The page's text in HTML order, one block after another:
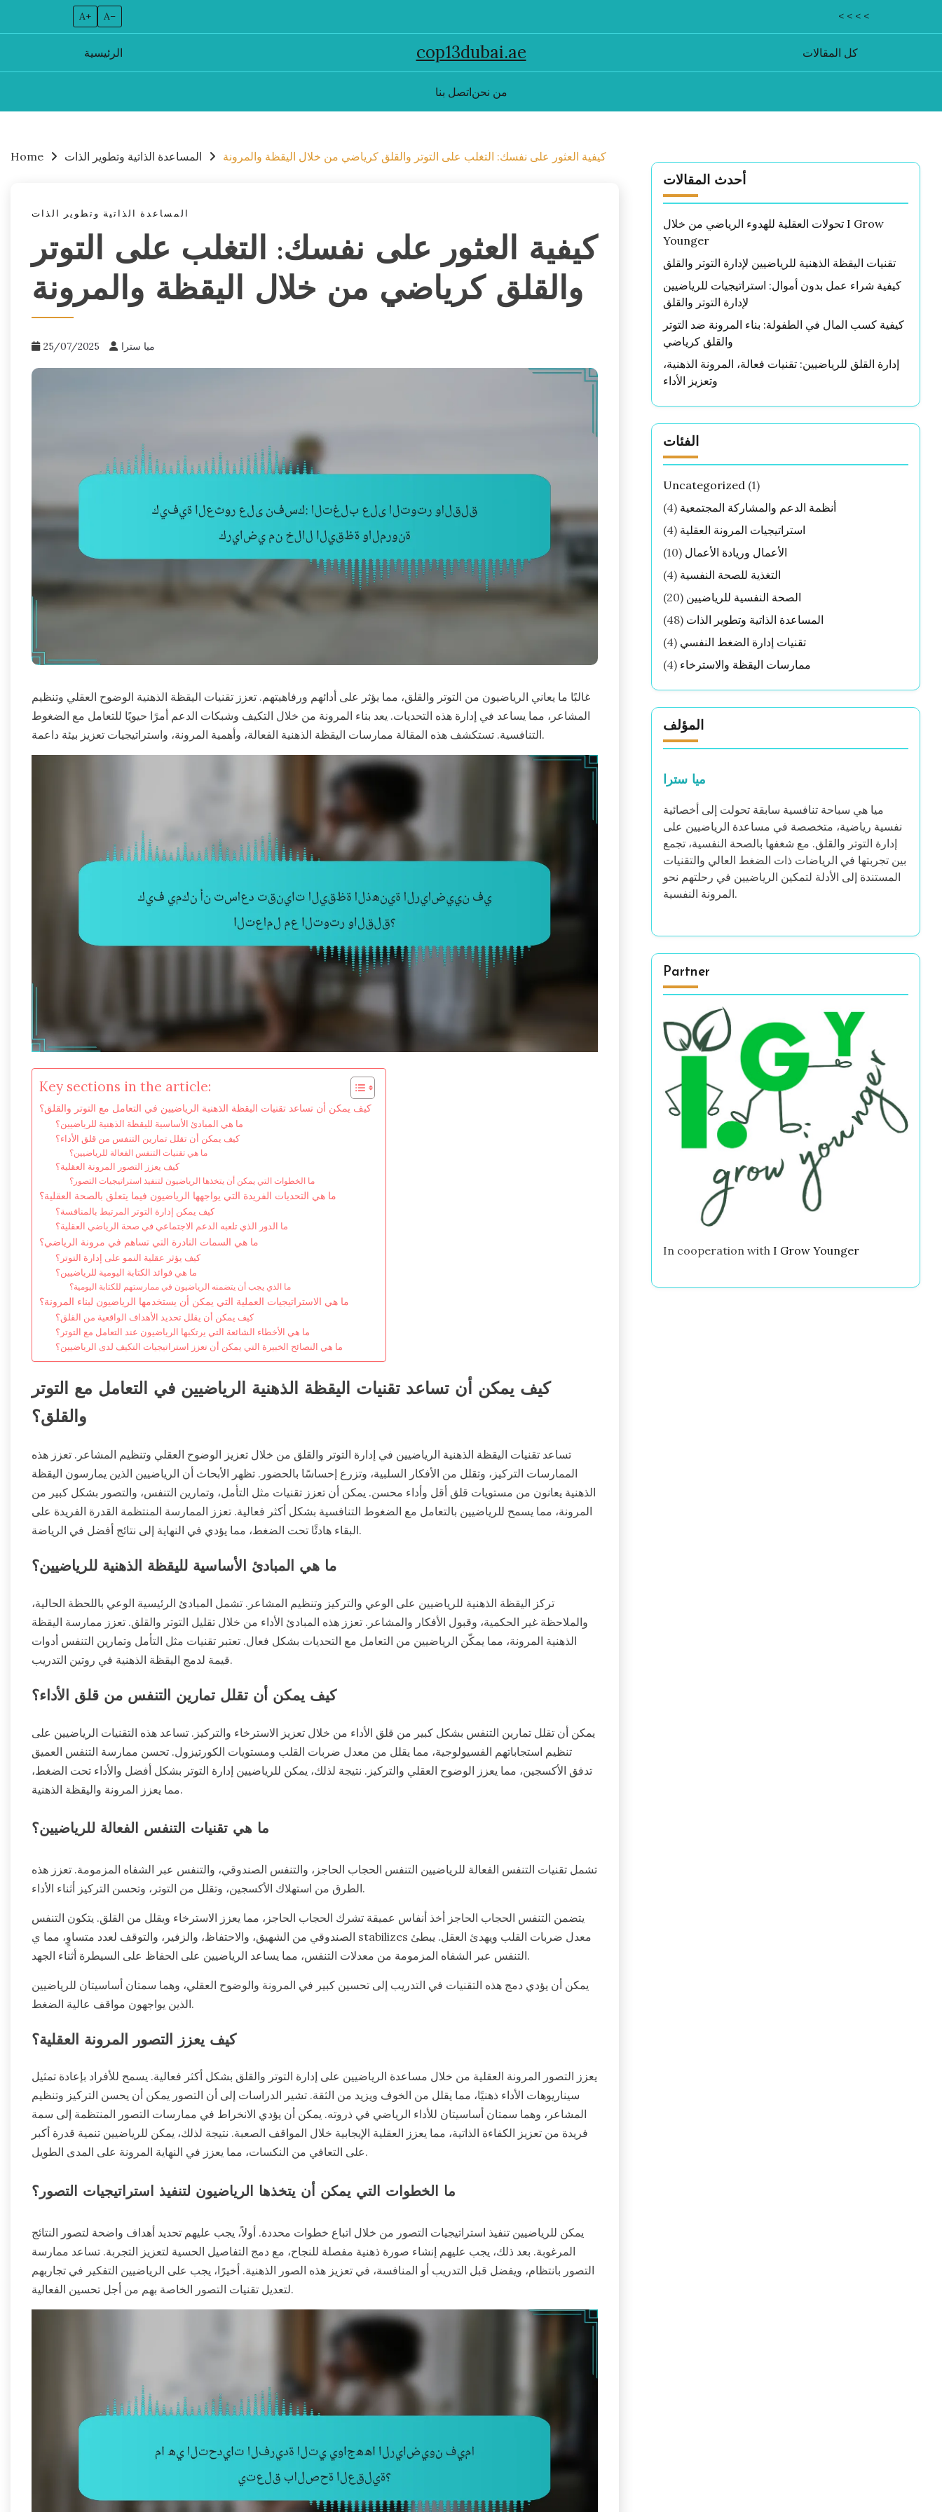
A+ A– < < < <
الرئيسية cop13dubai.ae كل المقالات
اتصل بنامن نحن
content
Home المساعدة الذاتية وتطوير الذات كيفية العثور على نفسك: التغلب على التوتر والقلق كرياضي من خلال اليقظة والمرونة
المساعدة الذاتية وتطوير الذات
كيفية العثور على نفسك: التغلب على التوتر
والقلق كرياضي من خلال اليقظة والمرونة
25/07/2025 ميا سترا
غالبًا ما يعاني الرياضيون من التوتر والقلق، مما يؤثر على أدائهم ورفاهيتهم. تعزز تقنيات اليقظة الذهنية الوضوح العقلي وتنظيم
المشاعر، مما يساعد في إدارة هذه التحديات. يعد بناء المرونة من خلال التكيف وشبكات الدعم أمرًا حيويًا للتعامل مع الضغوط
التنافسية. تستكشف هذه المقالة ممارسات اليقظة الذهنية الفعالة، وأهمية المرونة، واستراتيجيات تعزيز بيئة داعمة.
Key sections in the article:
كيف يمكن أن تساعد تقنيات اليقظة الذهنية الرياضيين في التعامل مع التوتر والقلق؟
ما هي المبادئ الأساسية لليقظة الذهنية للرياضيين؟
كيف يمكن أن تقلل تمارين التنفس من قلق الأداء؟
ما هي تقنيات التنفس الفعالة للرياضيين؟
كيف يعزز التصور المرونة العقلية؟
ما الخطوات التي يمكن أن يتخذها الرياضيون لتنفيذ استراتيجيات التصور؟
ما هي التحديات الفريدة التي يواجهها الرياضيون فيما يتعلق بالصحة العقلية؟
كيف يمكن إدارة التوتر المرتبط بالمنافسة؟
ما الدور الذي تلعبه الدعم الاجتماعي في صحة الرياضي العقلية؟
ما هي السمات النادرة التي تساهم في مرونة الرياضي؟
كيف يؤثر عقلية النمو على إدارة التوتر؟
ما هي فوائد الكتابة اليومية للرياضيين؟
ما الذي يجب أن يتضمنه الرياضيون في ممارستهم للكتابة اليومية؟
ما هي الاستراتيجيات العملية التي يمكن أن يستخدمها الرياضيون لبناء المرونة؟
كيف يمكن أن يقلل تحديد الأهداف الواقعية من القلق؟
ما هي الأخطاء الشائعة التي يرتكبها الرياضيون عند التعامل مع التوتر؟
ما هي النصائح الخبيرة التي يمكن أن تعزز استراتيجيات التكيف لدى الرياضيين؟
كيف يمكن أن تساعد تقنيات اليقظة الذهنية الرياضيين في التعامل مع التوتر
والقلق؟
تساعد تقنيات اليقظة الذهنية الرياضيين في إدارة التوتر والقلق من خلال تعزيز الوضوح العقلي وتنظيم المشاعر. تعزز هذه
الممارسات التركيز، وتقلل من الأفكار السلبية، وتزرع إحساسًا بالحضور. تظهر الأبحاث أن الرياضيين الذين يمارسون اليقظة
الذهنية يعانون من مستويات قلق أقل وأداء محسن. يمكن أن تعزز تقنيات مثل التأمل، وتمارين التنفس، والتصور بشكل كبير من
المرونة، مما يسمح للرياضيين بالتعامل مع الضغوط التنافسية بشكل أكثر فعالية. تعزز الممارسة المنتظمة القدرة الفريدة على
البقاء هادئًا تحت الضغط، مما يؤدي في النهاية إلى نتائج أفضل في الرياضة.
ما هي المبادئ الأساسية لليقظة الذهنية للرياضيين؟
تركز اليقظة الذهنية للرياضيين على الوعي والتركيز وتنظيم المشاعر. تشمل المبادئ الرئيسية الوعي باللحظة الحالية،
والملاحظة غير الحكمية، وقبول الأفكار والمشاعر. تعزز هذه المبادئ الأداء من خلال تقليل التوتر والقلق. تعزز ممارسة اليقظة
الذهنية المرونة، مما يمكّن الرياضيين من التعامل مع التحديات بشكل فعال. تعتبر تقنيات مثل التأمل وتمارين التنفس أدوات
قيمة لدمج اليقظة الذهنية في روتين التدريب.
كيف يمكن أن تقلل تمارين التنفس من قلق الأداء؟
يمكن أن تقلل تمارين التنفس بشكل كبير من قلق الأداء من خلال تعزيز الاسترخاء والتركيز. تساعد هذه التقنيات الرياضيين على
تنظيم استجاباتهم الفسيولوجية، مما يقلل من معدل ضربات القلب ومستويات الكورتيزول. تحسن ممارسة التنفس العميق
تدفق الأكسجين، مما يعزز الوضوح العقلي والتركيز. نتيجة لذلك، يمكن للرياضيين إدارة التوتر بشكل أفضل والأداء تحت الضغط،
مما يعزز المرونة واليقظة الذهنية.
ما هي تقنيات التنفس الفعالة للرياضيين؟
تشمل تقنيات التنفس الفعالة للرياضيين التنفس الحجاب الحاجز، والتنفس الصندوقي، والتنفس عبر الشفاه المزمومة. تعزز هذه
الطرق من استهلاك الأكسجين، وتقلل من التوتر، وتحسن التركيز أثناء الأداء.
يتضمن التنفس الحجاب الحاجز أخذ أنفاس عميقة تشرك الحجاب الحاجز، مما يعزز الاسترخاء ويقلل من القلق. يتكون التنفس
الصندوقي من الشهيق، والاحتفاظ، والزفير، والتوقف لعدد متساوٍ، مما ي stabilizes معدل ضربات القلب ويهدئ العقل. يبطئ
التنفس عبر الشفاه المزمومة من معدلات التنفس، مما يساعد الرياضيين على الحفاظ على السيطرة أثناء الجهد.
يمكن أن يؤدي دمج هذه التقنيات في التدريب إلى تحسين كبير في المرونة والوضوح العقلي، وهما سمتان أساسيتان للرياضيين
الذين يواجهون مواقف عالية الضغط.
كيف يعزز التصور المرونة العقلية؟
يعزز التصور المرونة العقلية من خلال مساعدة الرياضيين على إدارة التوتر والقلق بشكل أكثر فعالية. يسمح للأفراد بإعادة تمثيل
سيناريوهات الأداء ذهنيًا، مما يقلل من الخوف ويزيد من الثقة. تشير الدراسات إلى أن التصور يمكن أن يحسن التركيز وتنظيم
المشاعر، وهما سمتان أساسيتان للأداء الرياضي في ذروته. يمكن أن يؤدي الانخراط في ممارسات التصور المنتظمة إلى سمة
فريدة من تعزيز الكفاءة الذاتية، مما يعزز العقلية الإيجابية خلال المواقف الصعبة. نتيجة لذلك، يمكن للرياضيين تنمية قدرة أكبر
على التعافي من النكسات، مما يعزز في النهاية المرونة على المدى الطويل.
ما الخطوات التي يمكن أن يتخذها الرياضيون لتنفيذ استراتيجيات التصور؟
يمكن للرياضيين تنفيذ استراتيجيات التصور من خلال اتباع خطوات محددة. أولاً، يجب عليهم تحديد أهداف واضحة لتصور النتائج
المرغوبة. بعد ذلك، يجب عليهم إنشاء صورة ذهنية مفصلة للنجاح، مع دمج التفاصيل الحسية لتعزيز التجربة. تساعد ممارسة
التصور بانتظام، ويفضل قبل التدريب أو المنافسة، في تعزيز هذه الصور الذهنية. أخيرًا، يجب على الرياضيين التفكير في تجاربهم
لتعديل تقنيات التصور الخاصة بهم من أجل تحسين الفعالية.
أحدث المقالات
تحولات العقلية للهدوء الرياضي من خلال I Grow
Younger
تقنيات اليقظة الذهنية للرياضيين لإدارة التوتر والقلق
كيفية شراء عمل بدون أموال: استراتيجيات للرياضيين
لإدارة التوتر والقلق
كيفية كسب المال في الطفولة: بناء المرونة ضد التوتر
والقلق كرياضي
إدارة القلق للرياضيين: تقنيات فعالة، المرونة الذهنية،
وتعزيز الأداء
الفئات
Uncategorized(1)
أنظمة الدعم والمشاركة المجتمعية (4)
استراتيجيات المرونة العقلية (4)
الأعمال وريادة الأعمال (10)
التغذية للصحة النفسية (4)
الصحة النفسية للرياضيين (20)
المساعدة الذاتية وتطوير الذات (48)
تقنيات إدارة الضغط النفسي (4)
ممارسات اليقظة والاسترخاء (4)
المؤلف
ميا سترا
ميا هي سباحة تنافسية سابقة تحولت إلى أخصائية
نفسية رياضية، متخصصة في مساعدة الرياضيين على
إدارة التوتر والقلق. مع شغفها بالصحة النفسية، تجمع
بين تجربتها في الرياضات ذات الضغط العالي والتقنيات
المستندة إلى الأدلة لتمكين الرياضيين في رحلتهم نحو
المرونة النفسية.
Partner
In cooperation with I Grow Younger